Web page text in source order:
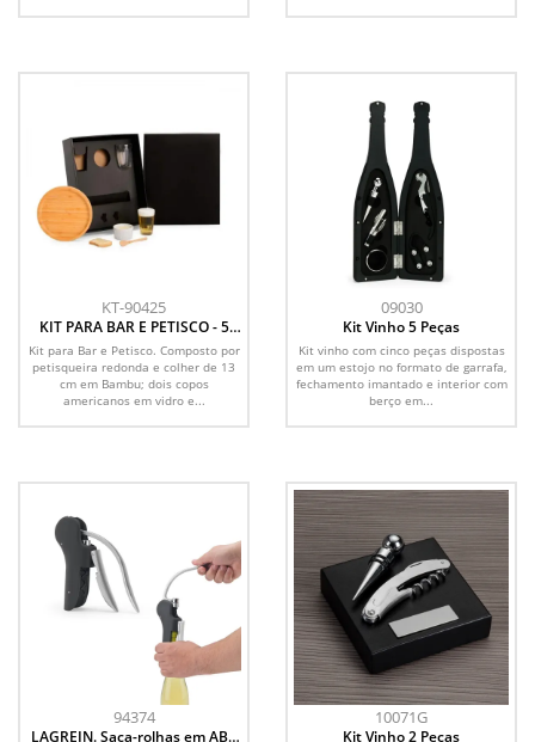
KT-90425
KIT PARA BAR E PETISCO - 5
PÇS
Kit para Bar e Petisco. Composto por
petisqueira redonda e colher de 13
cm em Bambu; dois copos
americanos em vidro e...
09030
Kit Vinho 5 Peças
Kit vinho com cinco peças dispostas
em um estojo no formato de garrafa,
fechamento imantado e interior com
berço em...
94374
LAGREIN. Saca-rolhas em ABS
10071G
Kit Vinho 2 Peças